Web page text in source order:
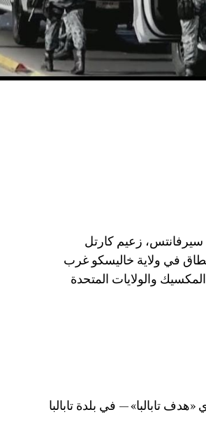
سيرفانتس، زعيم كارتل
في ولاية خاليسكو غرب
مسؤولون في المكسيك والولايات المتحدة
تابالبا» — في بلدة تابالبا